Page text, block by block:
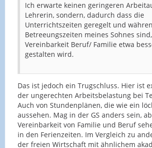
Ich erwarte keinen geringeren
Lehrerin, sondern, dadurch dass die
Unterrichtszeiten geregelt und
Betreeungszeiten meines Sohnes
Vereinbarkeit Beruf/ Familie etwa
gestalten wird.
Das ist jedoch ein Trugschluss. Hier ist
der ungerechten Arbeitsbelastung bei
Auch von Stundenplänen, die wie ein
aussehen. Mag in der GS anders sein,
Vereinbarkeit von Familie und Beruf
in den Ferienzeiten. Im Vergleich zu
der freien Wirtschaft mit ähnlichem